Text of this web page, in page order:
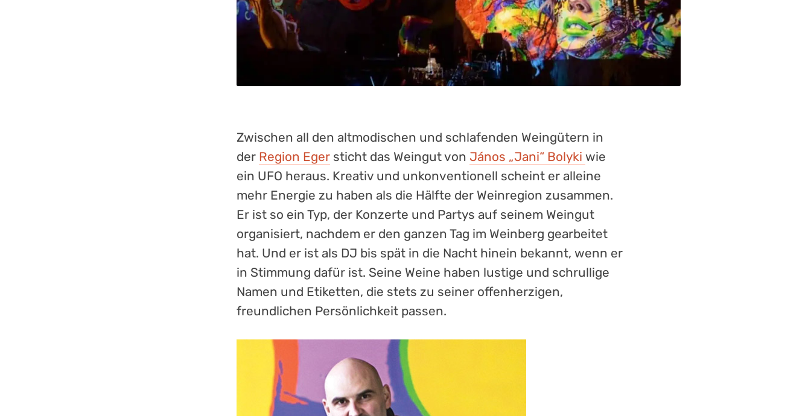
Zwischen all den altmodischen und schlafenden Weingütern in
der Region Eger sticht das Weingut von János „Jani“ Bolyki wie
ein UFO heraus. Kreativ und unkonventionell scheint er alleine
mehr Energie zu haben als die Hälfte der Weinregion zusammen.
Er ist so ein Typ, der Konzerte und Partys auf seinem Weingut
organisiert, nachdem er den ganzen Tag im Weinberg gearbeitet
hat. Und er ist als DJ bis spät in die Nacht hinein bekannt, wenn er
in Stimmung dafür ist. Seine Weine haben lustige und schrullige
Namen und Etiketten, die stets zu seiner offenherzigen,
freundlichen Persönlichkeit passen.